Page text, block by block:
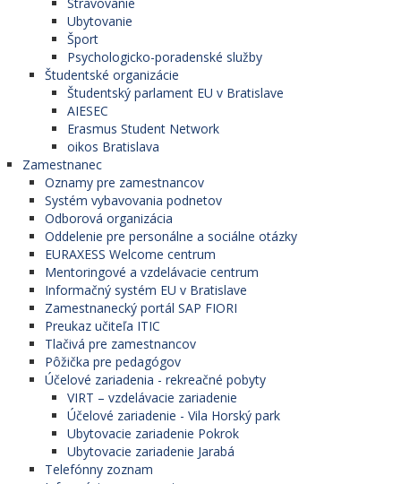
Ubytovanie
Šport
Psychologicko-poradenské služby
Študentské organizácie
Študentský parlament EU v Bratislave
AIESEC
Erasmus Student Network
oikos Bratislava
Zamestnanec
Oznamy pre zamestnancov
Systém vybavovania podnetov
Odborová organizácia
Oddelenie pre personálne a sociálne otázky
EURAXESS Welcome centrum
Mentoringové a vzdelávacie centrum
Informačný systém EU v Bratislave
Zamestnanecký portál SAP FIORI
Preukaz učiteľa ITIC
Tlačivá pre zamestnancov
Pôžička pre pedagógov
Účelové zariadenia - rekreačné pobyty
VIRT – vzdelávacie zariadenie
Účelové zariadenie - Vila Horský park
Ubytovacie zariadenie Pokrok
Ubytovacie zariadenie Jarabá
Telefónny zoznam